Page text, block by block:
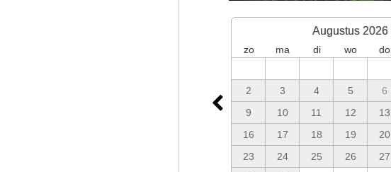
Augustus 2026
zo ma di wo do
2
3 4 5 6
9
10 11 12 13
16
17 18 19 20
23
24 25 26 27